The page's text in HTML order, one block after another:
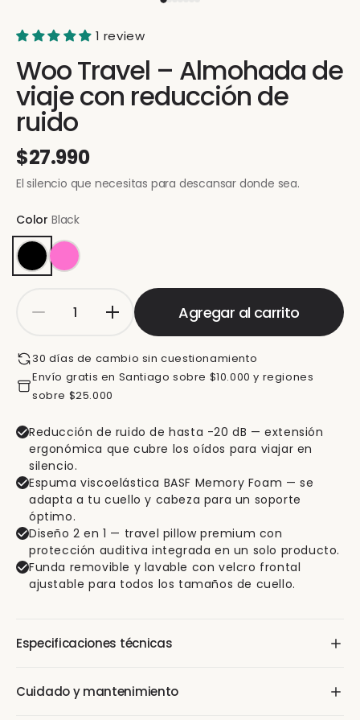
1 review
Woo Travel – Almohada de
viaje con reducción de
ruido
$27.990
El silencio que necesitas para descansar donde sea.
Color Black
Agregar al carrito
30 días de cambio sin cuestionamiento
Envío gratis en Santiago sobre $10.000 y regiones
sobre $25.000
Reducción de ruido de hasta -20 dB — extensión
ergonómica que cubre los oídos para viajar en
silencio.
Espuma viscoelástica BASF Memory Foam — se
adapta a tu cuello y cabeza para un soporte
óptimo.
Diseño 2 en 1 — travel pillow premium con
protección auditiva integrada en un solo producto.
Funda removible y lavable con velcro frontal
ajustable para todos los tamaños de cuello.
Especificaciones técnicas
Material interno:Espuma viscoelástica BASF Memory
Cuidado y mantenimiento